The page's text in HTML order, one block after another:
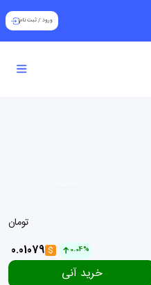
ورود /ثبت نام
تومان
0.04%
$
0.01079
خرید آنی